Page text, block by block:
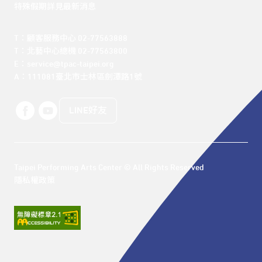
Taipei Performing Arts Center © All Rights Reserved